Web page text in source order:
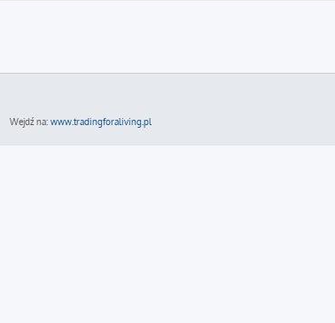
Wejdź na: www.tradingforaliving.pl